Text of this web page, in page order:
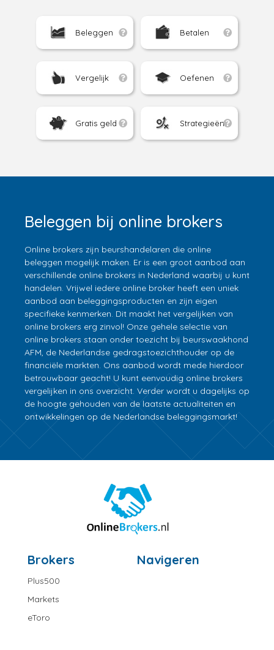
Beleggen Betalen
Vergelijk Oefenen
Gratis geld Strategieën
Beleggen bij online brokers
Online brokers zijn beurshandelaren die online
beleggen mogelijk maken. Er is een groot aanbod aan
verschillende online brokers in Nederland waarbij u kunt
handelen. Vrijwel iedere online broker heeft een uniek
aanbod aan beleggingsproducten en zijn eigen
specifieke kenmerken. Dit maakt het vergelijken van
online brokers erg zinvol! Onze gehele selectie van
online brokers staan onder toezicht bij beurswaakhond
AFM, de Nederlandse gedragstoezichthouder op de
financiële markten. Ons aanbod wordt mede hierdoor
betrouwbaar geacht! U kunt eenvoudig online brokers
vergelijken in ons overzicht. Verder wordt u dagelijks op
de hoogte gehouden van de laatste actualiteiten en
ontwikkelingen op de Nederlandse beleggingsmarkt!
Brokers
Plus500
Markets
eToro
Navigeren